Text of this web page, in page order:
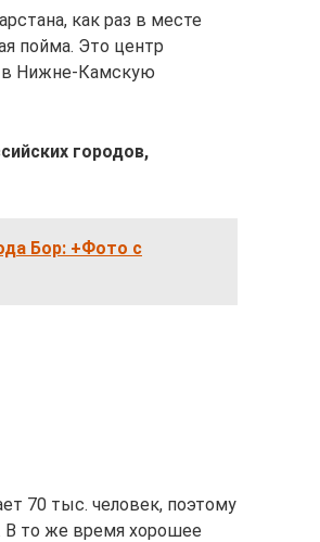
как раз в месте
пойма. Это центр
в Нижне-Камскую
городов,
Бор: +Фото с
70 тыс. человек, поэтому
В то же время хорошее